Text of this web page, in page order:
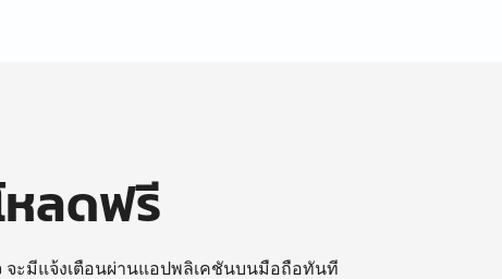
ลดฟรี
ะมีแจ้งเตือนผ่านแอปพลิเคชันบนมือถือทันที